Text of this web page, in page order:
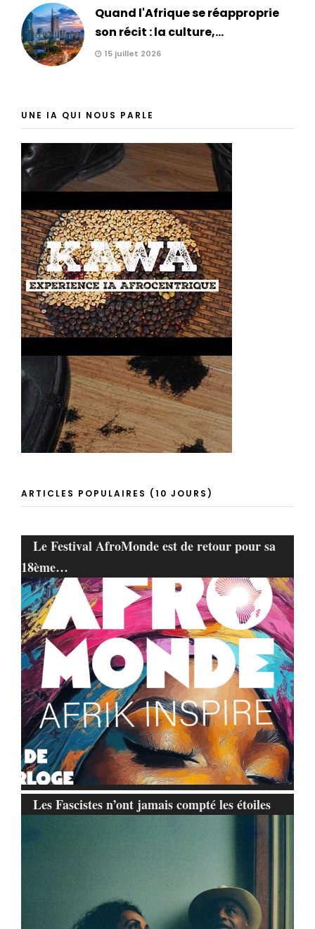
Quand l'Afrique se réapproprie
son récit : la culture,...
15 juillet 2026
UNE IA QUI NOUS PARLE
ARTICLES POPULAIRES (10 JOURS)
Le Festival AfroMonde est de retour pour sa
18ème…
Les Fascistes n’ont jamais compté les étoiles